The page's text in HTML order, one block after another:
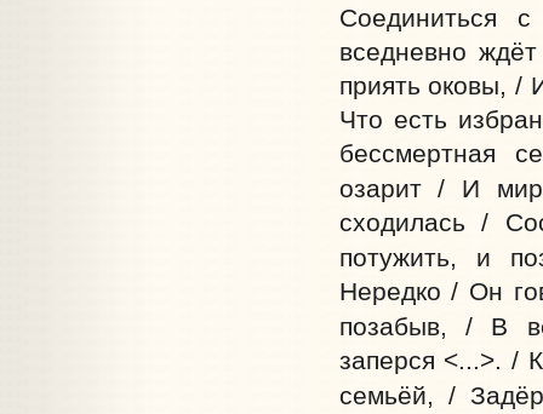
Соединиться
вседневно
приять оковы, /
Что есть
бессмертная
озарит / И
сходилась /
потужить, и
Нередко / Он
позабыв, / В
заперся <...>. /
семьёй, /